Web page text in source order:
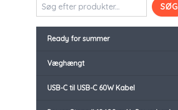
SØG
Ready for summer
Væghængt
USB-C til USB-C 60W Kabel